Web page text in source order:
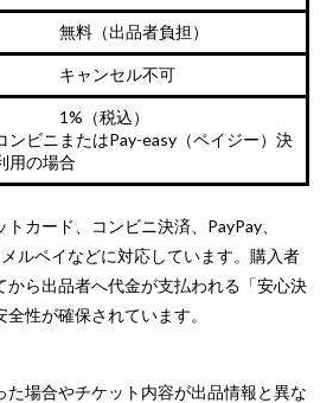
料（出品者負担）
ャンセル不可
（税込）
ンビニまたはPay-easy（ペイジー）決
用の場合
カード、コンビニ決済、PayPay、
ルペイなどに対応しています。購入者
から出品者へ代金が支払われる「安心決
性が確保されています。
た場合やチケット内容が出品情報と異な